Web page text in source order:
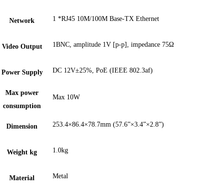
Network 1 *RJ45 10M/100M Base-TX Ethernet
Video Output 1BNC, amplitude 1V [p-p], impedance 75Ω
Power Supply DC 12V±25%, PoE (IEEE 802.3af)
Max power
consumption
Max 10W
Dimension 253.4×86.4×78.7mm (57.6”×3.4”×2.8”)
Weight kg 1.0kg
Material Metal